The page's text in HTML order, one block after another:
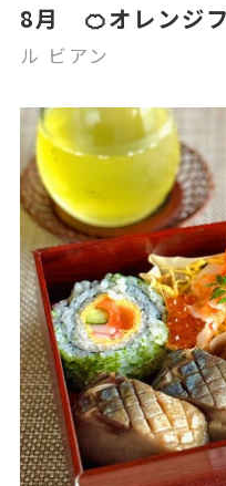
8月 🍊オレンジ
ル ビアン